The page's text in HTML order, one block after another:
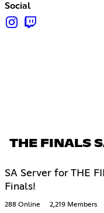
Social
THE FINALS
SA Server for THE
Finals!
288 Online 2,219 Members